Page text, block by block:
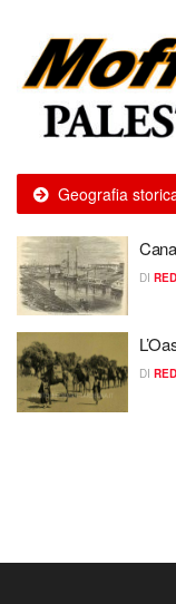
Geografia
DI
DI